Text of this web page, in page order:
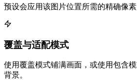
预设会应用该图片位置所需的精确像素
覆盖与适配模式
使用覆盖模式铺满画面，或使用包含
背景。